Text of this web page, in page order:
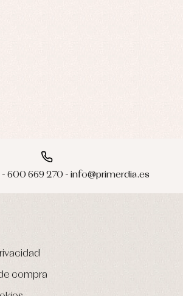
600 669 270 - info@primerdia.es
compra